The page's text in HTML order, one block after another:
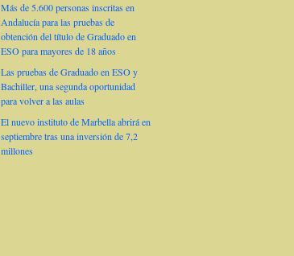
Más de 5.600 personas inscritas en
Andalucía para las pruebas de
obtención del título de Graduado en
ESO para mayores de 18 años
Las pruebas de Graduado en ESO y
Bachiller, una segunda oportunidad
para volver a las aulas
El nuevo instituto de Marbella abrirá en
septiembre tras una inversión de 7,2
millones